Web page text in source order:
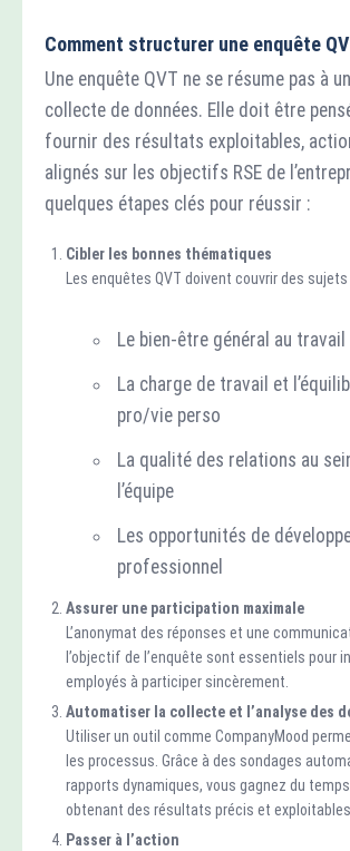
Comment structurer une enquête
Une enquête QVT ne se résume pas à
collecte de données. Elle doit être
fournir des résultats exploitables,
alignés sur les objectifs RSE de
quelques étapes clés pour réussir :
Cibler les bonnes thématiques
Les enquêtes QVT doivent couvrir des
Le bien-être général au travail
La charge de travail et
pro/vie perso
La qualité des relations au
l’équipe
Les opportunités de
professionnel
Assurer une participation maximale
L’anonymat des réponses et une
l’objectif de l’enquête sont essentiels pour
employés à participer sincèrement.
Automatiser la collecte et l’analyse des
Utiliser un outil comme CompanyMood
les processus. Grâce à des sondages
rapports dynamiques, vous gagnez du
obtenant des résultats précis et
Passer à l’action